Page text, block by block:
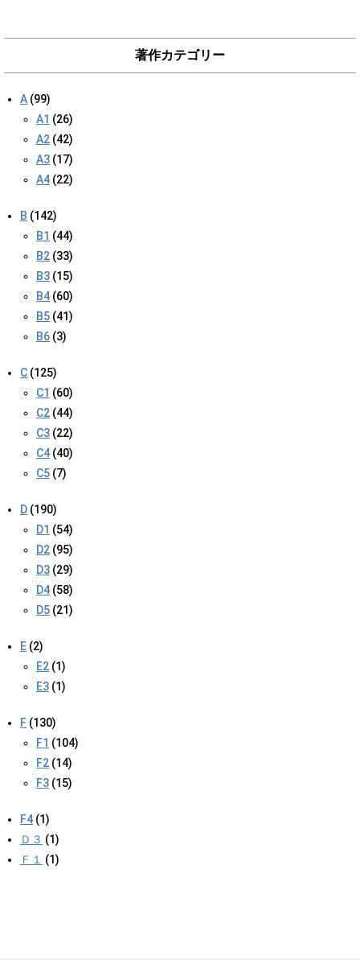
著作カテゴリー
A (99)
A1 (26)
A2 (42)
A3 (17)
A4 (22)
B (142)
B1 (44)
B2 (33)
B3 (15)
B4 (60)
B5 (41)
B6 (3)
C (125)
C1 (60)
C2 (44)
C3 (22)
C4 (40)
C5 (7)
D (190)
D1 (54)
D2 (95)
D3 (29)
D4 (58)
D5 (21)
E (2)
E2 (1)
E3 (1)
F (130)
F1 (104)
F2 (14)
F3 (15)
F4 (1)
Ｄ３ (1)
Ｆ１
(1)